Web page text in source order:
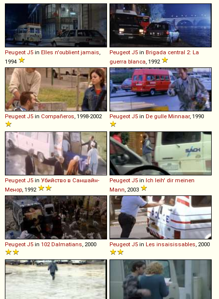
Peugeot J5 in Elles n'oublient jamais
1994
Peugeot J5 in Brigada central 2: La
guerra blanca , 1992
Peugeot J5 in Compañeros , 1998-2002 Peugeot J5 in De gulle Minnaar, 1990
Peugeot J5 in Убийство в Саншайн-
Менор , 1992
Peugeot J5 in Ich leih' dir meinen
Mann , 2003
Peugeot J5 in 102 Dalmatians , 2000 Peugeot J5 in Les insaisissables , 2000